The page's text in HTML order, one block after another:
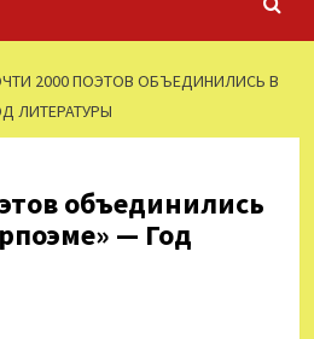
2000 ПОЭТОВ ОБЪЕДИНИЛИСЬ В
ЛИТЕРАТУРЫ
объединились
— Год